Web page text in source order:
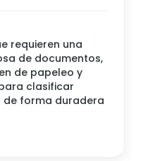
requieren una
de documentos,
de papeleo y
clasificar
de forma duradera